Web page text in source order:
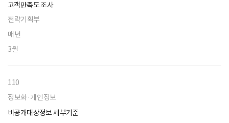
고객만족도 조사
전략기획부
매년
3월
110
정보화·개인정보
비공개대상정보 세부기준